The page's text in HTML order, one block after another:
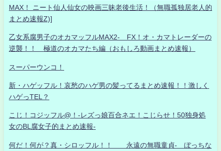
MAX！ ニート仙人仙女の映画三昧老後生活！（無職孤独居老人的
まとめ速報Z)]
乙女系腐男子のオカマッフルMAX2- FX！オ・カマトレーダーの
逆襲！！ 極道のオカマたち編（おもしろ動画まとめ速報）
スーパーウンコ！
新・ハゲッフル！哀愁のハゲ男の髪ってるまとめ速報！！激しく
ハゲっTEL？
こじ！コジッフル@！-レズっ娘百合ネエ！こじらせ！50独身処
女のBL腐女子的まとめ速報-
何だ！何が？真・シロッフル！！ 永遠の無職童貞- ぼっちな